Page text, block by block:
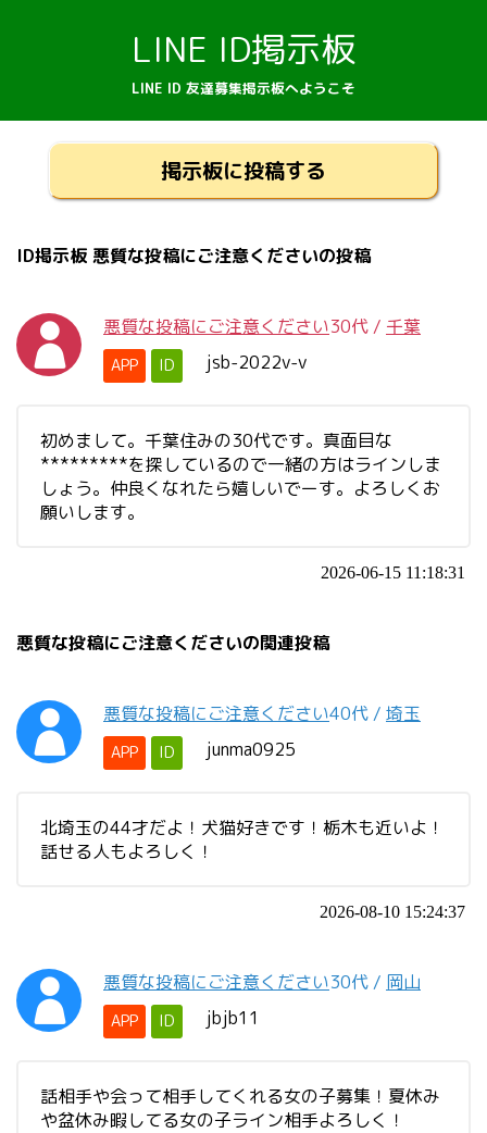
LINE ID掲示板
LINE ID 友達募集掲示板へようこそ
掲示板に投稿する
ID掲示板 悪質な投稿にご注意くださいの投稿
悪質な投稿にご注意ください30代 / 千葉
APP ID jsb-2022v-v
初めまして。千葉住みの30代です。真面目な
*********を探しているので一緒の方はラインしま
しょう。仲良くなれたら嬉しいでーす。よろしくお
願いします。
2026-06-15 11:18:31
悪質な投稿にご注意くださいの関連投稿
悪質な投稿にご注意ください40代 / 埼玉
APP ID junma0925
北埼玉の44才だよ！犬猫好きです！栃木も近いよ！
話せる人もよろしく！
2026-08-10 15:24:37
悪質な投稿にご注意ください30代 / 岡山
APP ID jbjb11
話相手や会って相手してくれる女の子募集！夏休み
や盆休み暇してる女の子ライン相手よろしく！